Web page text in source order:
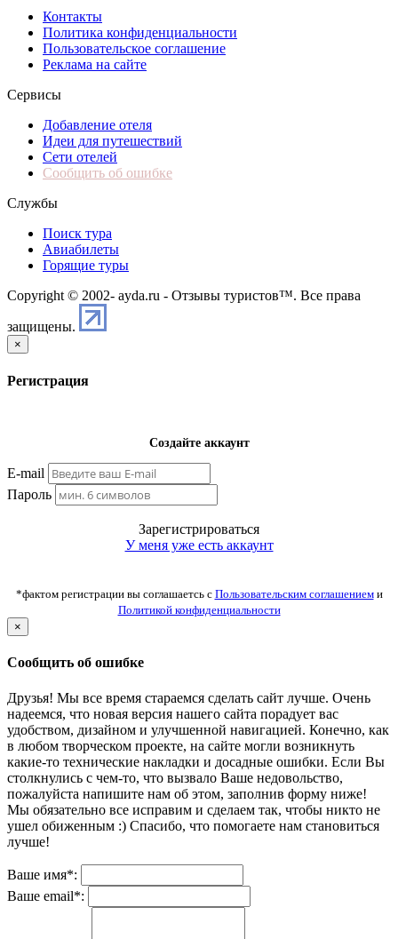
Контакты
Политика конфиденциальности
Пользовательское соглашение
Реклама на сайте
Сервисы
Добавление отеля
Идеи для путешествий
Сети отелей
Сообщить об ошибке
Службы
Поиск тура
Авиабилеты
Горящие туры
Copyright © 2002- ayda.ru - Отзывы туристов™. Все права
защищены.
×
Регистрация
Создайте аккаунт
E-mail
Пароль
Зарегистрироваться
У меня уже есть аккаунт
*фактом регистрации вы соглашаетсь с Пользовательским соглашениеми
Политикой конфиденциальности
×
Сообщить об ошибке
Друзья! Мы все время стараемся сделать сайт лучше. Очень
надеемся, что новая версия нашего сайта порадует вас
удобством, дизайном и улучшенной навигацией. Конечно, как
в любом творческом проекте, на сайте могли возникнуть
какие-то технические накладки и досадные ошибки. Если Вы
столкнулись с чем-то, что вызвало Ваше недовольство,
пожалуйста напишите нам об этом, заполнив форму ниже!
Мы обязательно все исправим и сделаем так, чтобы никто не
ушел обиженным :) Спасибо, что помогаете нам становиться
лучше!
Ваше имя*:
Ваше email*: